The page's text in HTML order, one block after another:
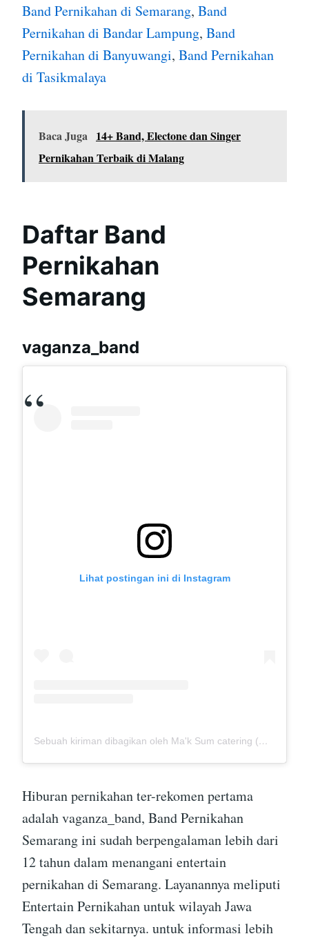
Band Pernikahan di Semarang, Band
Pernikahan di Bandar Lampung, Band
Pernikahan di Banyuwangi, Band Pernikahan
di Tasikmalaya
Baca Juga 14+ Band, Electone dan Singer
Pernikahan Terbaik di Malang
Daftar Band
Pernikahan
Semarang
vaganza_band
Lihat postingan ini di Instagram
Sebuah kiriman dibagikan oleh Ma'k Sum catering (@mak_sumcatering)
Hiburan pernikahan ter-rekomen pertama
adalah vaganza_band, Band Pernikahan
Semarang ini sudah berpengalaman lebih dari
12 tahun dalam menangani entertain
pernikahan di Semarang. Layanannya meliputi
Entertain Pernikahan untuk wilayah Jawa
Tengah dan sekitarnya. untuk informasi lebih